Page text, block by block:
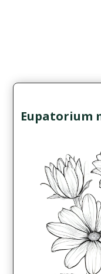
Eupatorium